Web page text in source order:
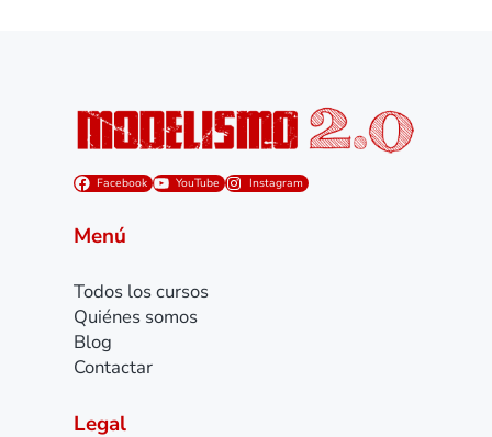
Facebook YouTube Instagram
Menú
Todos los cursos
Quiénes somos
Blog
Contactar
Legal